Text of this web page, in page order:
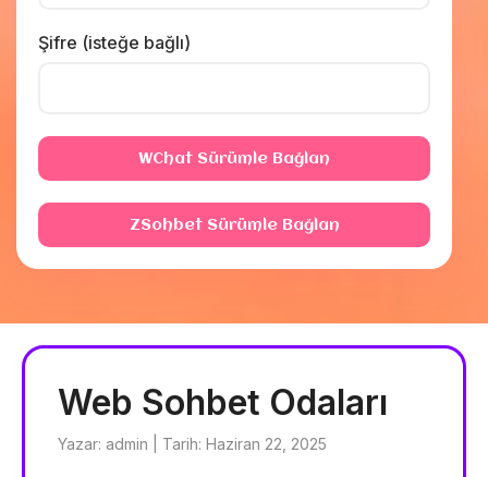
Şifre (isteğe bağlı)
WChat Sürümle Bağlan
ZSohbet Sürümle Bağlan
Web Sohbet Odaları
Yazar: admin | Tarih: Haziran 22, 2025